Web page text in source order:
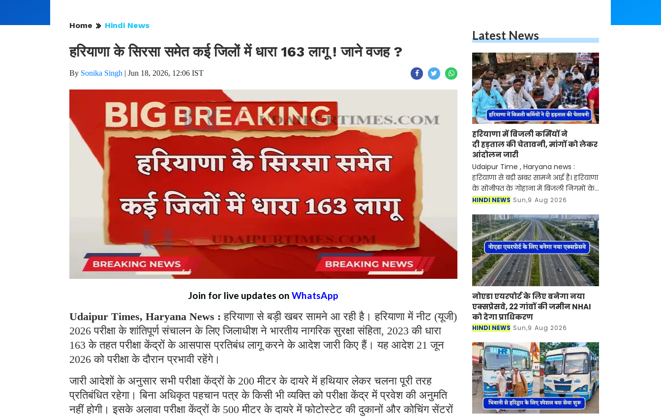
Home Hindi News
हरियाणा के सिरसा समेत कई जिलों में धारा 163 लागू ! जाने वजह ?
By Sonika Singh | Jun 18, 2026, 12:06 IST
Join for live updates on WhatsApp
Udaipur Times, Haryana News :हरियाणा से बड़ी खबर सामने आ रही है। हरियाणा में नीट (यूजी)
2026 परीक्षा के शांतिपूर्ण संचालन के लिए जिलाधीश ने भारतीय नागरिक सुरक्षा संहिता, 2023 की धारा
163 के तहत परीक्षा केंद्रों के आसपास प्रतिबंध लागू करने के आदेश जारी किए हैं। यह आदेश 21 जून
2026 को परीक्षा के दौरान प्रभावी रहेंगे।
जारी आदेशों के अनुसार सभी परीक्षा केंद्रों के 200 मीटर के दायरे में हथियार लेकर चलना पूरी तरह
प्रतिबंधित रहेगा। बिना अधिकृत पहचान पत्र के किसी भी व्यक्ति को परीक्षा केंद्र में प्रवेश की अनुमति
नहीं होगी। इसके अलावा परीक्षा केंद्रों के 500 मीटर के दायरे में फोटोस्टेट की दुकानों और कोचिंग सेंटरों
Latest News
हरियाणा में बिजली कर्मियों ने
दी हड़ताल की चेतावनी, मांगों को लेकर
आंदोलन जारी
Udaipur Time , Haryana news :
हरियाणा से बड़ी खबर सामने आई है। हरियाणा
के सोनीपत के गोहाना में बिजली निगमों के
निजीकरण के विरोध में कर्मचारियों का
बता दें की बिजली
HINDI NEWS Sun,9 Aug 2026
नोएडा एयरपोर्ट के लिए बनेगा नया
एक्सप्रेसवे, 22 गांवों की जमीन NHAI
को देगा प्राधिकरण
HINDI NEWS Sun,9 Aug 2026